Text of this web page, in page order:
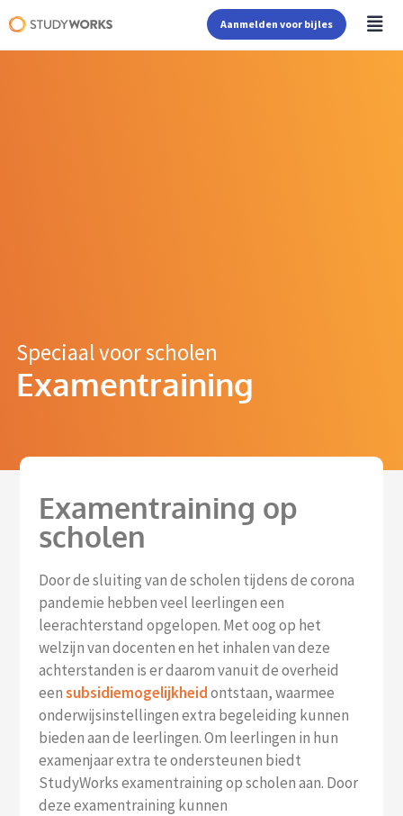
Aanmelden voor bijles
Speciaal voor scholen
Examentraining
Examentraining op
scholen
Door de sluiting van de scholen tijdens de corona
pandemie hebben veel leerlingen een
leerachterstand opgelopen. Met oog op het
welzijn van docenten en het inhalen van deze
achterstanden is er daarom vanuit de overheid
eensubsidiemogelijkheidontstaan, waarmee
onderwijsinstellingen extra begeleiding kunnen
bieden aan de leerlingen. Om leerlingen in hun
examenjaar extra te ondersteunen biedt
StudyWorks examentraining op scholen aan. Door
deze examentraining kunnen